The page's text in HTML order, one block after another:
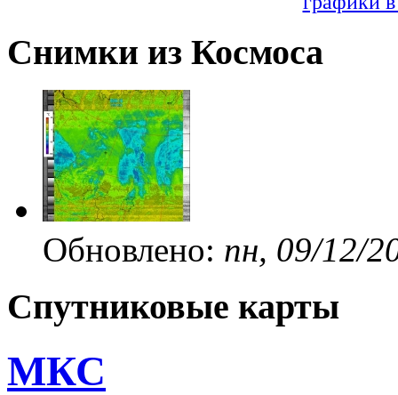
Снимки из Космоса
Обновлено: пн, 09/12/
Спутниковые карты
МКС